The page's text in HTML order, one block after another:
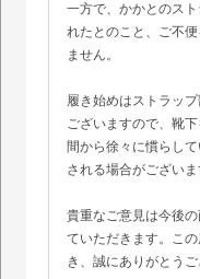
一方で、かかとのス
れたとのこと、ご不
ません。
履き始めはストラッ
ございますので、靴
間から徐々に慣らし
される場合がございま
貴重なご意見は今後
ていただきます。こ
き、誠にありがとうご